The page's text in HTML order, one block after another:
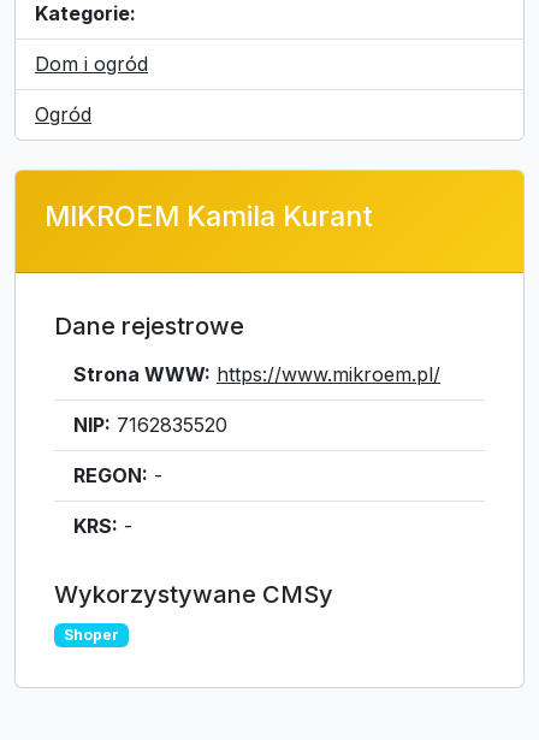
Kategorie:
Dom i ogród
Ogród
MIKROEM Kamila Kurant
Dane rejestrowe
Strona WWW: https://www.mikroem.pl/
NIP: 7162835520
REGON: -
KRS: -
Wykorzystywane CMSy
Shoper